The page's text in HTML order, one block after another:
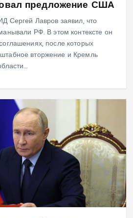
предложение США
Сергей Лавров заявил, что
РФ. В этом контексте он
после которых
вторжение и Кремль